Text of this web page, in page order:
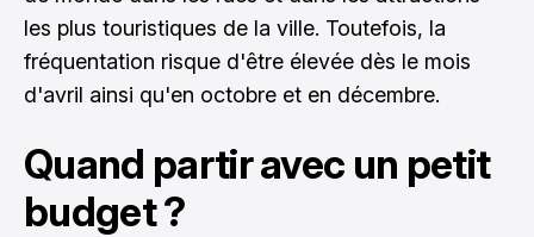
les plus touristiques de la ville. Toutefois, la
fréquentation risque d'être élevée dès le mois
d'avril ainsi qu'en octobre et en décembre.
Quand partir avec un petit
budget ?